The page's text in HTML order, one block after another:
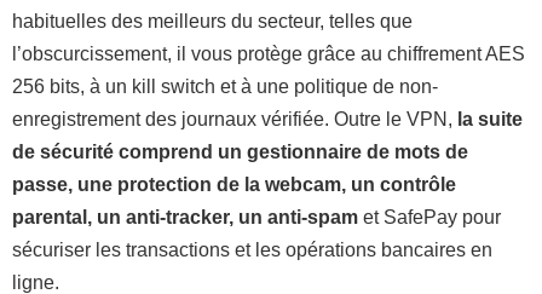
habituelles des meilleurs du secteur, telles que
l’obscurcissement, il vous protège grâce au chiffrement AES
256 bits, à un kill switch et à une politique de non-
enregistrement des journaux vérifiée. Outre le VPN, la suite
de sécurité comprend un gestionnaire de mots de
passe, une protection de la webcam, un contrôle
parental, un anti-tracker, un anti-spam et SafePay pour
sécuriser les transactions et les opérations bancaires en
ligne.